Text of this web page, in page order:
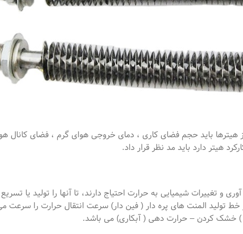
هیترها باید حجم فضای کاری ، دمای خروجی هوای گرم ، فضای کانال
هیتر دارد باید مد نظر قرار داد.
و تغییرات شیمیایی به حرارت احتیاج دارند، تا آنها را تولید یا
تولید المنت های پره دار ( فین دار) سرعت انتقال حرارت را سرعت
) خشک کردن – حرارت دهی ( آبکاری) می باشد.